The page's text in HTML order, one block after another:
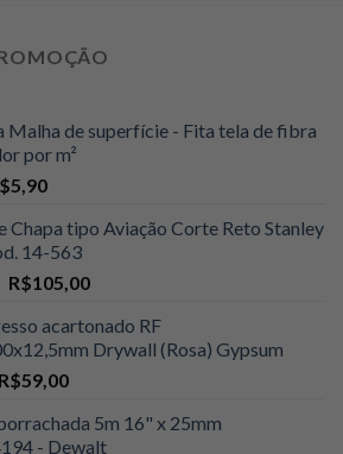
Malha de superfície - Fita tela de fibra
por m²
5,90O
atual
é:
R$5,90.
Chapa tipo Aviação Corte Reto Stanley
14-563
O
original
era:
R$109,00.
R$105,00O
atual
é:
acartonado RF
Drywall (Rosa) Gypsum
O
R$59,00O
atual5m 16" x 25mm
- Dewalt